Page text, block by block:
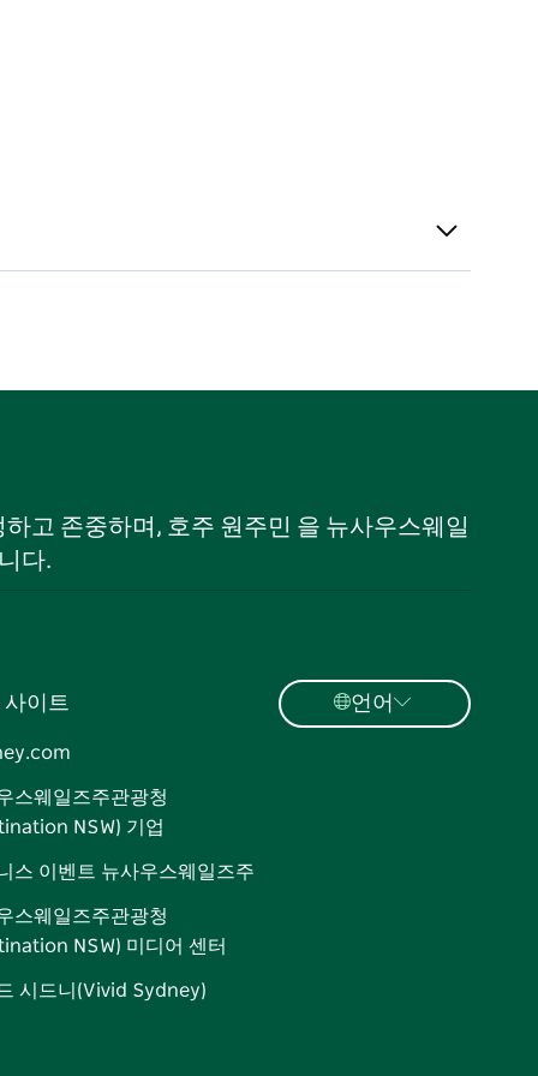
고 존중하며, 호주 원주민 을 뉴사우스웨일
다.
사이트
스웨일즈주관광청
NSW) 기업
스 이벤트 뉴사우스웨일즈주
스웨일즈주관광청
NSW) 미디어 센터
시드니(Vivid Sydney)
언어